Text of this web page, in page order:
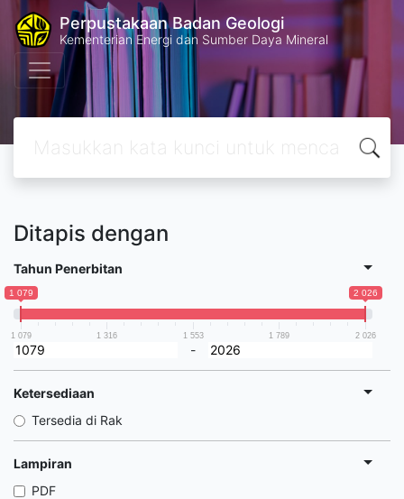
Perpustakaan Badan Geologi
Kementerian Energi dan Sumber Daya Mineral
Ditapis dengan
Tahun Penerbitan
1 079 2 026
1 079 1 316 1 553 1 789 2 026
-
Ketersediaan
Tersedia di Rak
Lampiran
PDF